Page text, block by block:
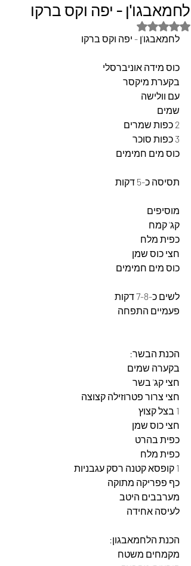
לחמאבגו'ן - יפה וקס ברקו
דירוג של NaN מתוך 5 כוכבים
לחמאבגו'ן - יפה וקס ברקו
כוס מידה אוניברסלי
בקערת מיקסר
עם וולישה
שמים
2 כפות שמרים
3 כפות סוכר
כוס מים חמימים
תסיסה כ-5 דקות
מוסיפים
קג' קמח
כפית מלח
חצי כוס שמן
כוס מים חמימים
לשים כ-7-8 דקות
פעמיים התפחה
הכנת הבשר:
בקערה שמים
חצי קג' בשר
חצי צרור פטרוזילה קצוצה
1 בצל קצוץ
חצי כוס שמן
כפית בהרט
כפית מלח
1 קופסא קטנה רסק עגבניות
כף פפריקה מתוקה
מערבבים היטב
לעיסה אחידה
הכנת הלחמאבגון:
מקמחים משטח